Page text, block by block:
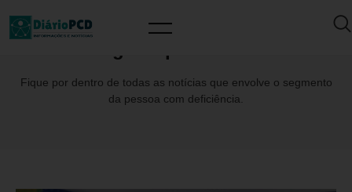
Fique por dentro de todas as notícias que envolve o segmento
da pessoa com deficiência.